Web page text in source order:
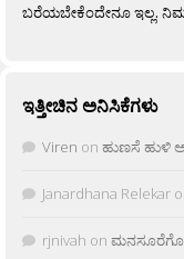
ಬರೆಯಬೇಕೆಂದೇನೂ ಇಲ್ಲ.
ಇತ್ತೀಚಿನ ಅನಿಸಿಕೆಗಳು
Viren on ಹುಣಸೆ ಹುಳಿ
Janardhana Relekar
rjnivah on